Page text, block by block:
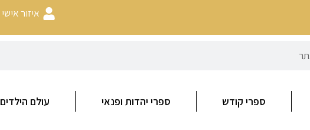
איזור אישי
ספרי קודש ספרי יהדות ופנאי עולם הילדים